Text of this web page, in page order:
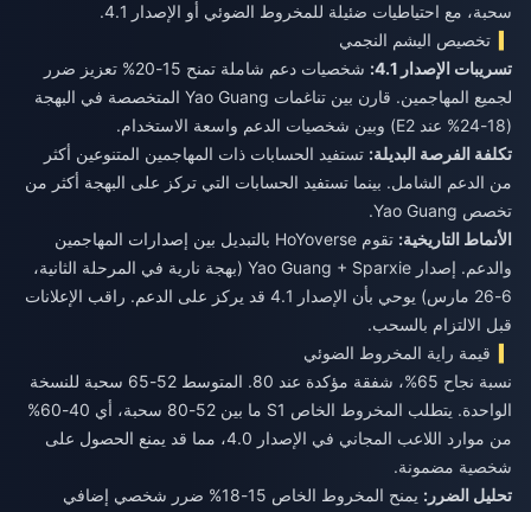
سحبة، مع احتياطيات ضئيلة للمخروط الضوئي أو الإصدار 4.1.
تخصيص اليشم النجمي
تسريبات الإصدار 4.1:
شخصيات دعم شاملة تمنح 15-20% تعزيز ضرر
لجميع المهاجمين. قارن بين تناغمات Yao Guang المتخصصة في البهجة
(18-24% عند E2) وبين شخصيات الدعم واسعة الاستخدام.
تكلفة الفرصة البديلة: تستفيد الحسابات ذات المهاجمين المتنوعين أكثر
من الدعم الشامل. بينما تستفيد الحسابات التي تركز على البهجة أكثر من
تخصص Yao Guang.
الأنماط التاريخية:
تقوم HoYoverse بالتبديل بين إصدارات المهاجمين
والدعم. إصدار Yao Guang + Sparxie (بهجة نارية في المرحلة الثانية،
6-26 مارس) يوحي بأن الإصدار 4.1 قد يركز على الدعم. راقب الإعلانات
قبل الالتزام بالسحب.
قيمة راية المخروط الضوئي
نسبة نجاح 65%، شفقة مؤكدة عند 80. المتوسط 52-65 سحبة للنسخة
الواحدة. يتطلب المخروط الخاص S1 ما بين 52-80 سحبة، أي 40-60%
من موارد اللاعب المجاني في الإصدار 4.0، مما قد يمنع الحصول على
شخصية مضمونة.
تحليل الضرر:
يمنح المخروط الخاص 15-18% ضرر شخصي إضافي